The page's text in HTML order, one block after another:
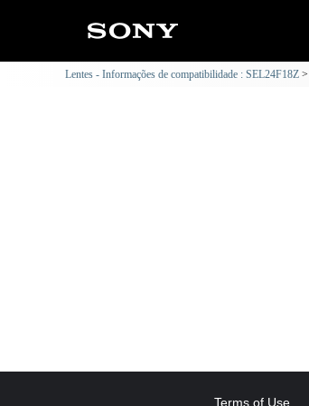
Lentes - Informações de compatibilidade : SEL24F18Z
Terms of Use